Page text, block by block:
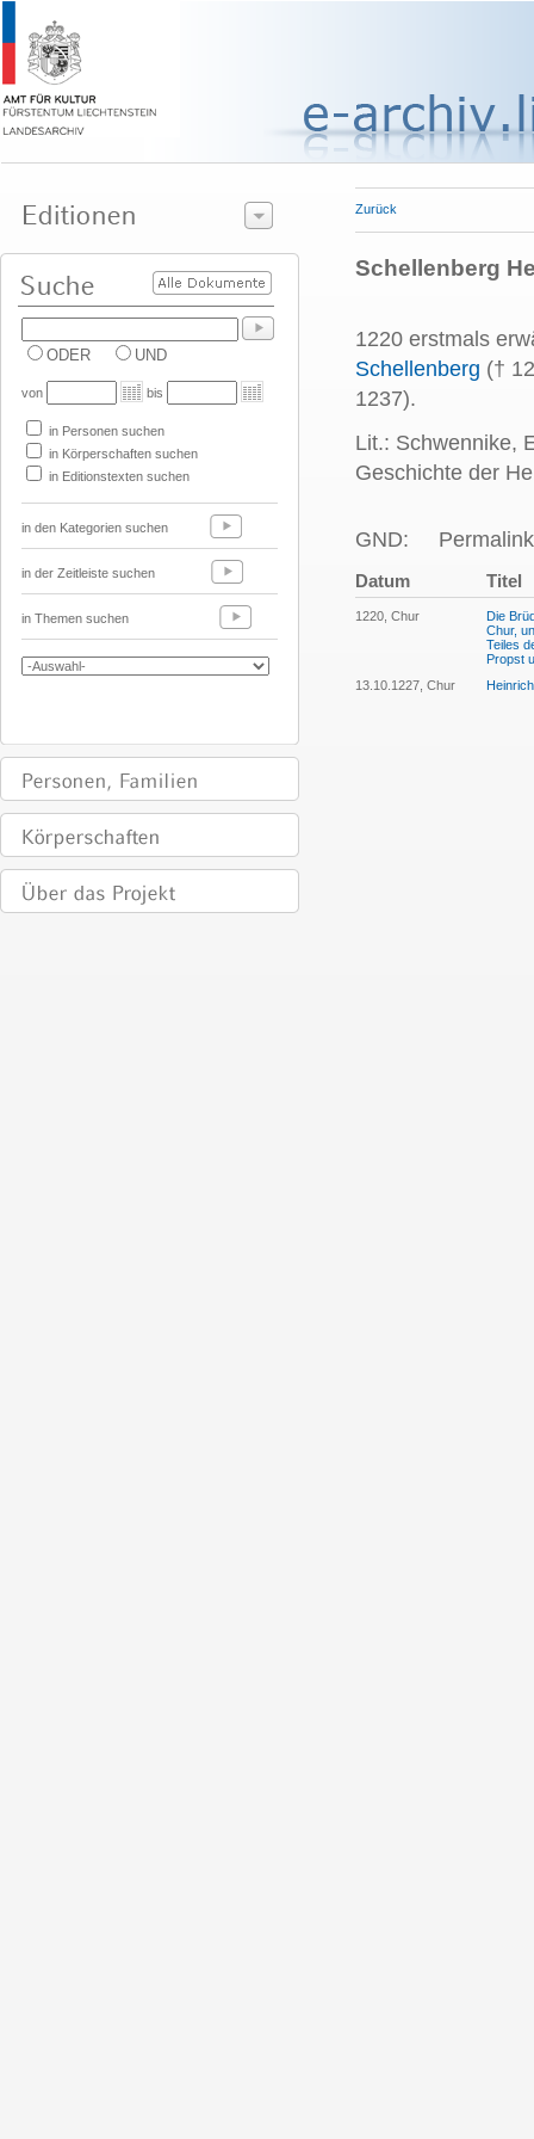
ODER UND
von bis
in Personen suchen
in Körperschaften suchen
in Editionstexten suchen
in den Kategorien suchen
in der Zeitleiste suchen
in Themen suchen
Zurück
Schellenberg
1220 erstmals
Schellenberg (†
1237).
Lit.: Schwennike,
Geschichte der
GND:
Datum Titel
1220, Chur
Die
Chur,
Teiles
Propst
13.10.1227, Chur